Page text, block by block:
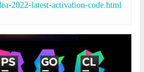
2022-latest-activation-code.html